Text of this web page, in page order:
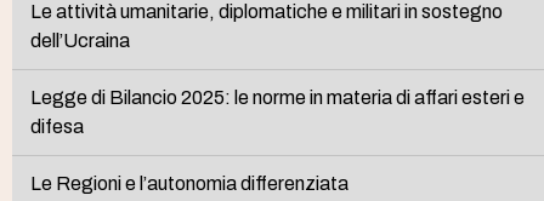
Le attività umanitarie, diplomatiche e militari in sostegno
dell’Ucraina
Legge di Bilancio 2025: le norme in materia di affari esteri e
difesa
Le Regioni e l’autonomia differenziata